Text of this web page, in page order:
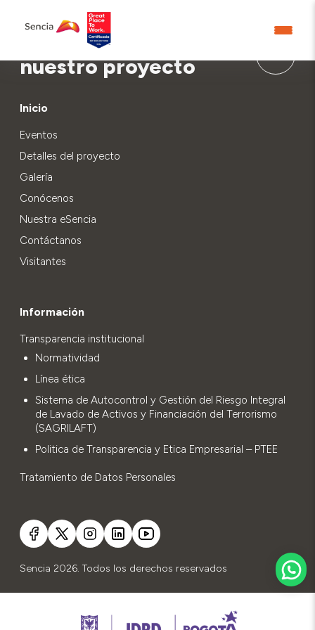
Aprende más sobre
nuestro proyecto
Inicio
Eventos
Detalles del proyecto
Galería
Conócenos
Nuestra eSencia
Contáctanos
Visitantes
Información
Transparencia institucional
Normatividad
Línea ética
Sistema de Autocontrol y Gestión del Riesgo Integral
de Lavado de Activos y Financiación del Terrorismo
(SAGRILAFT)
Politica de Transparencia y Etica Empresarial – PTEE
Tratamiento de Datos Personales
Sencia 2026. Todos los derechos reservados